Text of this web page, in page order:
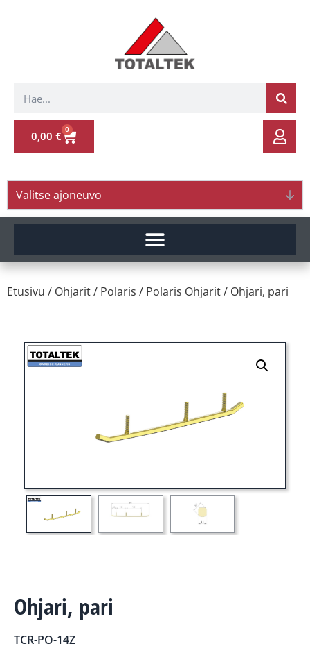
0,00 €
0
Valitse ajoneuvo
Etusivu / Ohjarit/ Polaris / Polaris Ohjarit/ Ohjari, pari
Ohjari, pari
TCR-PO-14Z